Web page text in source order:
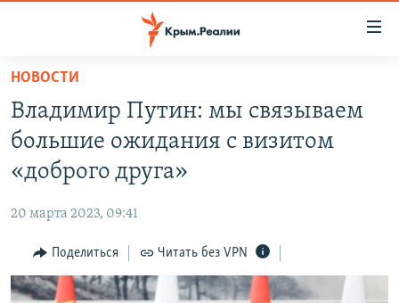
Вернуться
основному
содержанию
Вернутся
главной
навигации
Вернутся
поиску
СПЕЦПРОЕКТЫ
ГРУЗ 200
11 ЛЕТ ОККУПАЦИИ КРЫМА. 11 ИСТОРИЙ СОПРОТИВЛЕНИЯ
ВОДА
ЕЩЕ
ИНТЕРАКТИВ
ИНФОГРАФИКА
РАДІО СВОБОДА
КАК ОБОЙТИ БЛОКИРОВКУ
НОВОСТИ
Владимир Путин: мы связываем
большие ожидания с визитом
«доброго друга»
20 марта 2023, 09:41
Поделиться Читать без VPN